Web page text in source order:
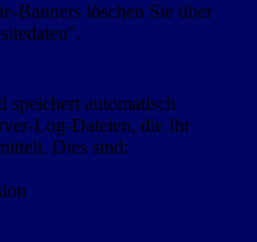
Banners löschen Sie über
speichert automatisch
Log-Dateien, die Ihr
Dies sind: